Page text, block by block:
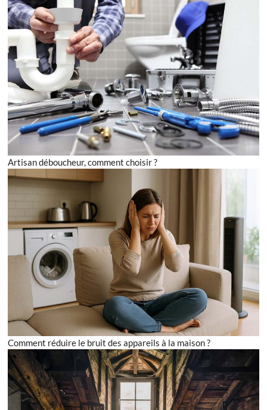
Artisan déboucheur, comment choisir ?
Comment réduire le bruit des appareils à la maison ?